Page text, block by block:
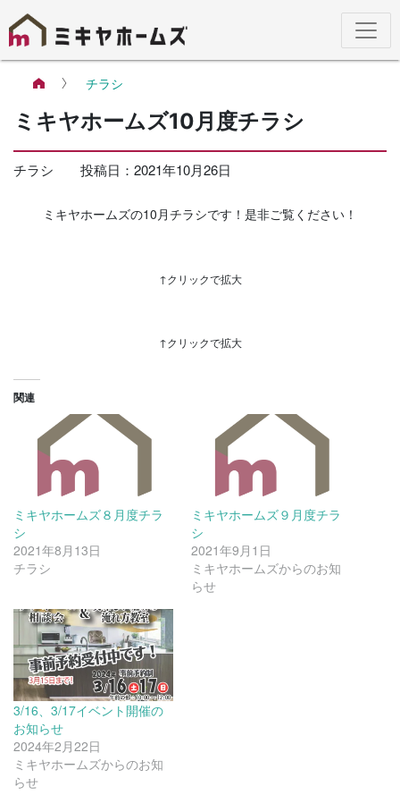
チラシ
ミキヤホームズ10月度チラシ
チラシ 投稿日： 2021年10月26日
ミキヤホームズの10月チラシです！是非ご覧ください！
↑クリックで拡大
↑クリックで拡大
関連
ミキヤホームズ８月度チラ
シ
2021年8月13日
チラシ
ミキヤホームズ９月度チラ
シ
2021年9月1日
ミキヤホームズからのお知
らせ
3/16、3/17イベント開催の
お知らせ
2024年2月22日
ミキヤホームズからのお知
らせ